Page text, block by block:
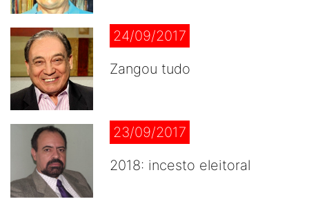
24/09/2017
Zangou tudo
23/09/2017
2018: incesto eleitoral